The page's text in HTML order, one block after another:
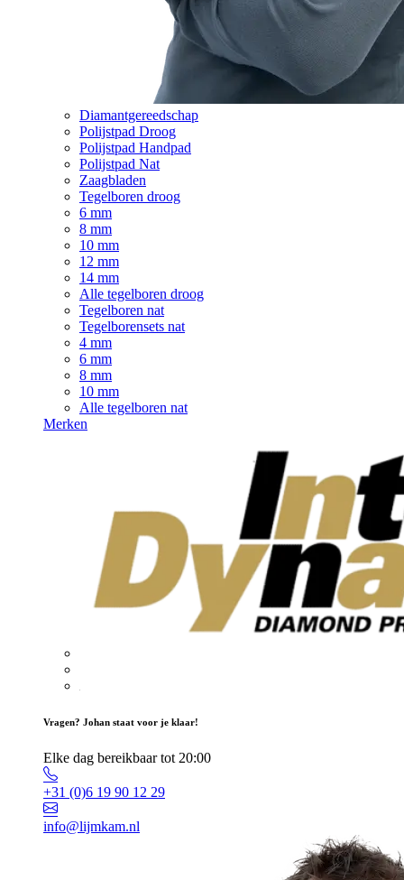
Diamantgereedschap
Polijstpad Droog
Polijstpad Handpad
Polijstpad Nat
Zaagbladen
Tegelboren droog
6 mm
8 mm
10 mm
12 mm
14 mm
Alle tegelboren droog
Tegelboren nat
Tegelborensets nat
4 mm
6 mm
8 mm
10 mm
Alle tegelboren nat
Merken
Vragen? Johan staat voor je klaar!
Elke dag bereikbaar tot 20:00
+31 (0)6 19 90 12 29
info@lijmkam.nl